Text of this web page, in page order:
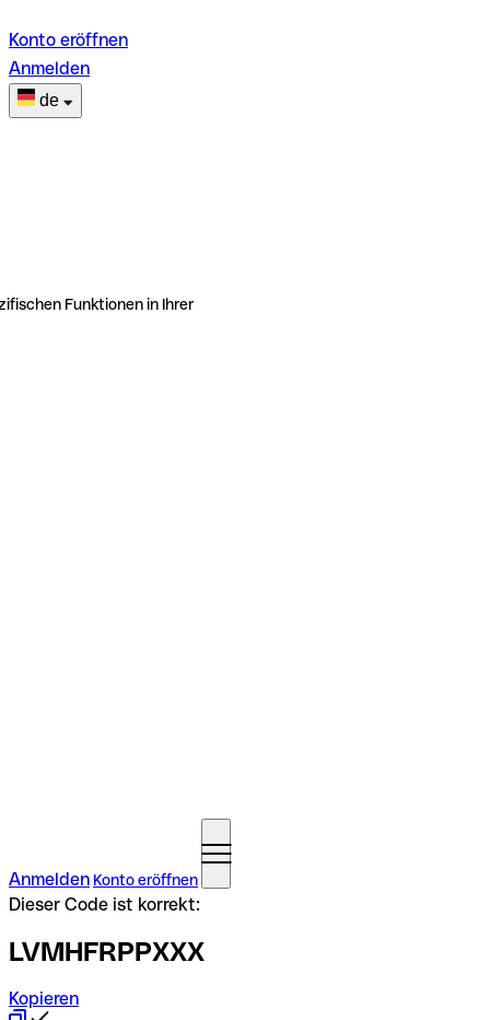
Konto eröffnen
Anmelden
de
Funktionen in Ihrer
Anmelden Konto eröffnen
Dieser Code ist korrekt:
LVMHFRPPXXX
Kopieren